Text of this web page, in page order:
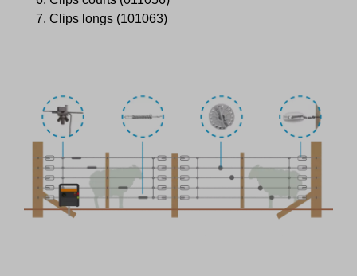
Clips longs (101063)